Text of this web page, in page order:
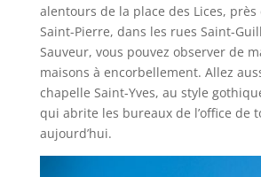
alentours de la place des Lices,
Saint-Pierre, dans les rues Saint-
Sauveur, vous pouvez observer de
maisons à encorbellement. Allez
chapelle Saint-Yves, au style
qui abrite les bureaux de l’office de
aujourd’hui.